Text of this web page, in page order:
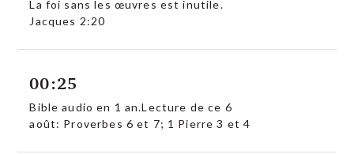
La foi sans les œuvres est inutile.
Jacques 2:20
00:25
Bible audio en 1 an.Lecture de ce 6
août: Proverbes 6 et 7; 1 Pierre 3 et 4